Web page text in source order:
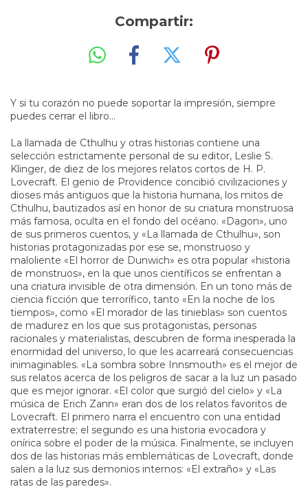
Compartir:
Y si tu corazón no puede soportar la impresión, siempre
puedes cerrar el libro…
La llamada de Cthulhu y otras historias contiene una
selección estrictamente personal de su editor, Leslie S.
Klinger, de diez de los mejores relatos cortos de H. P.
Lovecraft. El genio de Providence concibió civilizaciones y
dioses más antiguos que la historia humana, los mitos de
Cthulhu, bautizados así en honor de su criatura monstruosa
más famosa, oculta en el fondo del océano. «Dagon», uno
de sus primeros cuentos, y «La llamada de Cthulhu», son
historias protagonizadas por ese se, monstruoso y
maloliente «El horror de Dunwich» es otra popular «historia
de monstruos», en la que unos científicos se enfrentan a
una criatura invisible de otra dimensión. En un tono más de
ciencia ficción que terrorífico, tanto «En la noche de los
tiempos», como «El morador de las tinieblas» son cuentos
de madurez en los que sus protagonistas, personas
racionales y materialistas, descubren de forma inesperada la
enormidad del universo, lo que les acarreará consecuencias
inimaginables. «La sombra sobre Innsmouth» es el mejor de
sus relatos acerca de los peligros de sacar a la luz un pasado
que es mejor ignorar. «El color que surgió del cielo» y «La
música de Erich Zann» eran dos de los relatos favoritos de
Lovecraft. El primero narra el encuentro con una entidad
extraterrestre; el segundo es una historia evocadora y
onírica sobre el poder de la música. Finalmente, se incluyen
dos de las historias más emblemáticas de Lovecraft, donde
salen a la luz sus demonios internos: «El extraño» y «Las
ratas de las paredes».